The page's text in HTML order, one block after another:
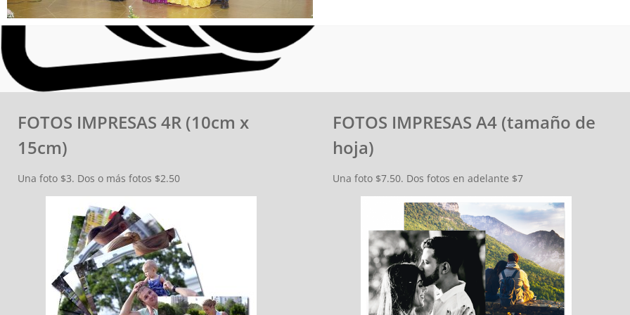
FOTOS IMPRESAS 4R (10cm x
15cm)
Una foto $3. Dos o más fotos $2.50
FOTOS IMPRESAS A4 (tamaño de
hoja)
Una foto $7.50. Dos fotos en adelante $7